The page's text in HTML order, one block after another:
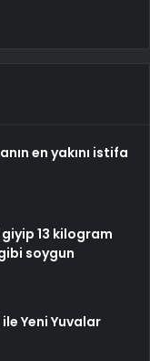
en yakını istifa
13 kilogram
soygun
Yeni Yuvalar